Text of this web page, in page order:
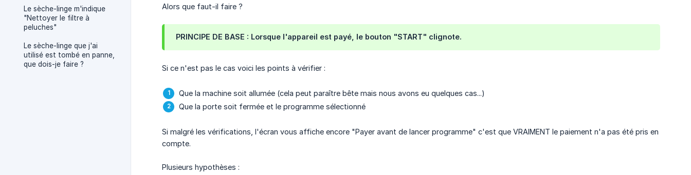
Le sèche-linge m'indique
"Nettoyer le filtre à
peluches"
Le sèche-linge que j'ai
utilisé est tombé en panne,
que dois-je faire ?
Alors que faut-il faire ?
PRINCIPE DE BASE : Lorsque l'appareil est payé, le bouton "START" clignote.
Si ce n'est pas le cas voici les points à vérifier :
Que la machine soit allumée (cela peut paraître bête mais nous avons eu quelques cas...)
Que la porte soit fermée et le programme sélectionné
Si malgré les vérifications, l'écran vous affiche encore "Payer avant de lancer programme" c'est que VRAIMENT le paiement n'a pas été pris en
compte.
Plusieurs hypothèses :